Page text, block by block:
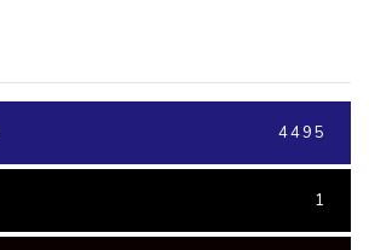
4495
1